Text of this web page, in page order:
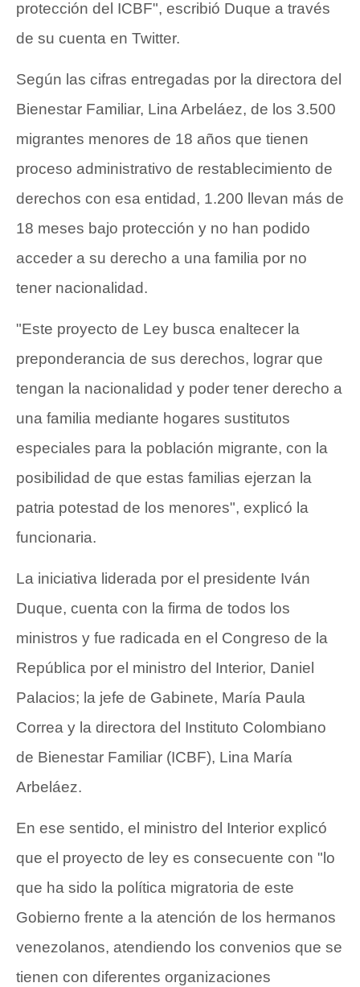
protección del ICBF", escribió Duque a través
de su cuenta en Twitter.
Según las cifras entregadas por la directora del
Bienestar Familiar, Lina Arbeláez, de los 3.500
migrantes menores de 18 años que tienen
proceso administrativo de restablecimiento de
derechos con esa entidad, 1.200 llevan más de
18 meses bajo protección y no han podido
acceder a su derecho a una familia por no
tener nacionalidad.
"Este proyecto de Ley busca enaltecer la
preponderancia de sus derechos, lograr que
tengan la nacionalidad y poder tener derecho a
una familia mediante hogares sustitutos
especiales para la población migrante, con la
posibilidad de que estas familias ejerzan la
patria potestad de los menores", explicó la
funcionaria.
La iniciativa liderada por el presidente Iván
Duque, cuenta con la firma de todos los
ministros y fue radicada en el Congreso de la
República por el ministro del Interior, Daniel
Palacios; la jefe de Gabinete, María Paula
Correa y la directora del Instituto Colombiano
de Bienestar Familiar (ICBF), Lina María
Arbeláez.
En ese sentido, el ministro del Interior explicó
que el proyecto de ley es consecuente con "lo
que ha sido la política migratoria de este
Gobierno frente a la atención de los hermanos
venezolanos, atendiendo los convenios que se
tienen con diferentes organizaciones